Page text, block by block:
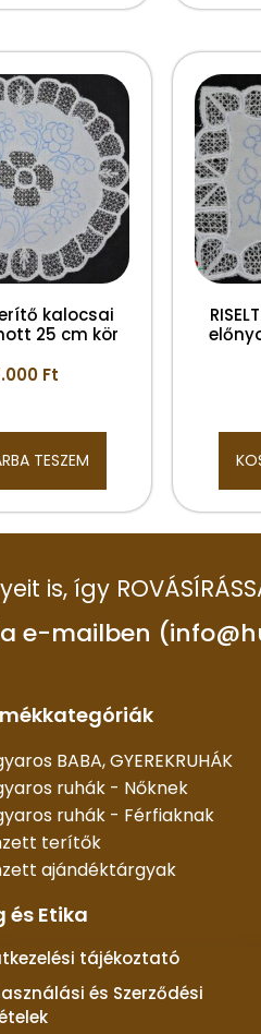
kalocsai
25 cm kör
Ft
TESZEM
is, így
e-mailben
BABA, GYEREKRUHÁK
ruhák - Nőknek
ruhák - Férfiaknak
terítők
ajándéktárgyak
és Etika
tájékoztató
és Szerződési